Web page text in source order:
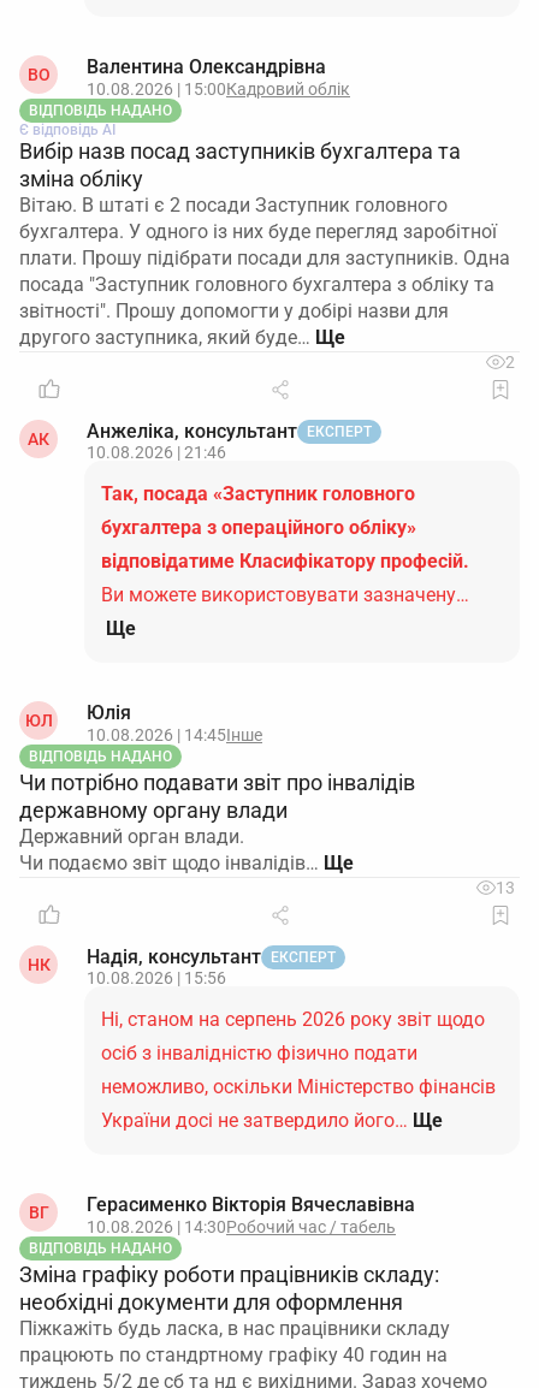
ВО Валентина Олександрівна
10.08.2026 | 15:00Кадровий облік
ВІДПОВІДЬ НАДАНО
Є відповідь АІ
Вибір назв посад заступників бухгалтера та
зміна обліку
Вітаю. В штаті є 2 посади Заступник головного
бухгалтера. У одного із них буде перегляд заробітної
плати. Прошу підібрати посади для заступників. Одна
посада "Заступник головного бухгалтера з обліку та
звітності". Прошу допомогти у добірі назви для
другого заступника, який буде…
2
АК Анжеліка, консультант ЕКСПЕРТ
10.08.2026 | 21:46
Так, посада «Заступник головного
бухгалтера з операційного обліку»
відповідатиме Класифікатору професій.
Ви можете використовувати зазначену…
Ще
ЮЛ Юлія
10.08.2026 | 14:45Інше
ВІДПОВІДЬ НАДАНО
Чи потрібно подавати звіт про інвалідів
державному органу влади
Державний орган влади.
Чи подаємо звіт щодо інвалідів…
13
НК Надія, консультант ЕКСПЕРТ
10.08.2026 | 15:56
Ні, станом на серпень 2026 року звіт щодо
осіб з інвалідністю фізично подати
неможливо, оскільки Міністерство фінансів
України досі не затвердило його… Ще
ВГ Герасименко Вікторія Вячеславівна
10.08.2026 | 14:30Робочий час / табель
ВІДПОВІДЬ НАДАНО
Зміна графіку роботи працівників складу:
необхідні документи для оформлення
Піжкажіть будь ласка, в нас працівники складу
працюють по стандртному графіку 40 годин на
тиждень 5/2 де сб та нд є вихідними. Зараз хочемо